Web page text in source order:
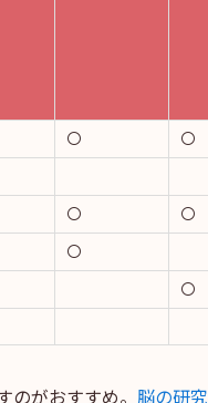
〇 〇
〇 〇
〇
〇
がおすすめ。 脳の研究